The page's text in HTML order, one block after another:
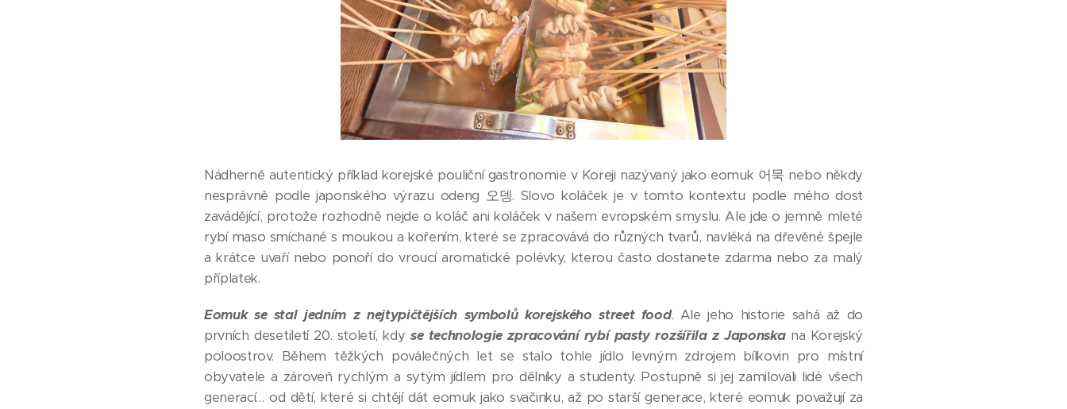
Nádherně autentický příklad korejské pouliční gastronomie v Koreji nazývaný jako eomuk 어묵 nebo někdy
nesprávně podle japonského výrazu odeng 오뎅. Slovo koláček je v tomto kontextu podle mého dost
zavádějící, protože rozhodně nejde o koláč ani koláček v našem evropském smyslu. Ale jde o jemně mleté
rybí maso smíchané s moukou a kořením, které se zpracovává do různých tvarů, navléká na dřevěné špejle
a krátce uvaří nebo ponoří do vroucí aromatické polévky, kterou často dostanete zdarma nebo za malý
příplatek.
Eomuk se stal jedním z nejtypičtějších symbolů korejského street food. Ale jeho historie sahá až do
prvních desetiletí 20. století, kdy se technologie zpracování rybí pasty rozšířila z Japonskana Korejský
poloostrov. Během těžkých poválečných let se stalo tohle jídlo levným zdrojem bílkovin pro místní
obyvatele a zároveň rychlým a sytým jídlem pro dělníky a studenty. Postupně si jej zamilovali lidé všech
generací… od dětí, které si chtějí dát eomuk jako svačinku, až po starší generace, které eomuk považují za